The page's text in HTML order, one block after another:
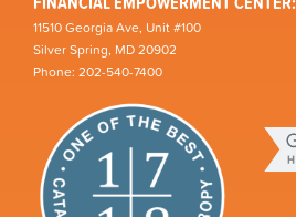
11510 Georgia Ave, Unit #100
Silver Spring, MD 20902
Phone: 202-540-7400